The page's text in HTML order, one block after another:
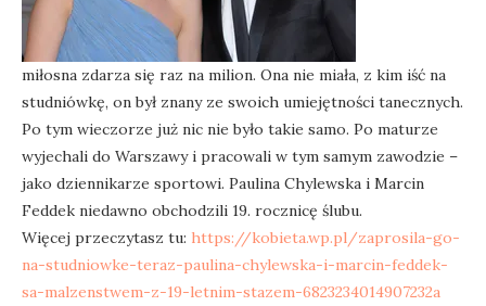
miłosna zdarza się raz na milion. Ona nie miała, z kim iść na
studniówkę, on był znany ze swoich umiejętności tanecznych.
Po tym wieczorze już nic nie było takie samo. Po maturze
wyjechali do Warszawy i pracowali w tym samym zawodzie –
jako dziennikarze sportowi. Paulina Chylewska i Marcin
Feddek niedawno obchodzili 19. rocznicę ślubu.
Więcej przeczytasz tu: https://kobieta.wp.pl/zaprosila-go-
na-studniowke-teraz-paulina-chylewska-i-marcin-feddek-
sa-malzenstwem-z-19-letnim-stazem-6823234014907232a